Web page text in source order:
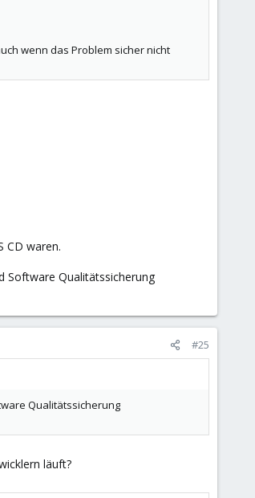
wenn das Problem sicher nicht
CD waren.
Software Qualitätssicherung
#25
Qualitätssicherung
läuft?